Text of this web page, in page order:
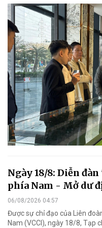
Ngày 18/8: Diễn
phía Nam - Mở dư
06/08/2026 04:57
Được sự chỉ đạo của Liên
Nam (VCCI), ngày 18/8, Tạp